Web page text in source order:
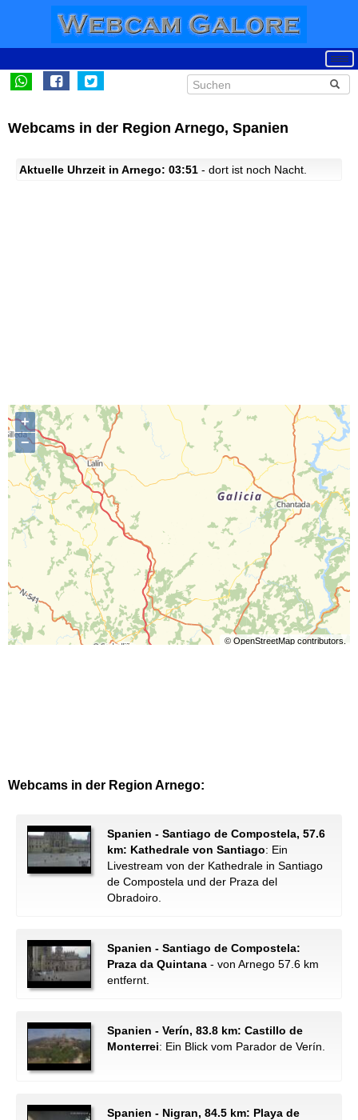
Webcams in der Region Arnego, Spanien
Aktuelle Uhrzeit in Arnego: 03:51 - dort ist noch Nacht.
+
−
© OpenStreetMapcontributors.
Webcams in der Region Arnego:
Spanien - Santiago de Compostela, 57.6
km: Kathedrale von Santiago: Ein
Livestream von der Kathedrale in Santiago
de Compostela und der Praza del
Obradoiro.
Spanien - Santiago de Compostela:
Praza da Quintana - von Arnego 57.6 km
entfernt.
Spanien - Verín, 83.8 km: Castillo de
Monterrei: Ein Blick vom Parador de Verín.
Spanien - Nigran, 84.5 km: Playa de